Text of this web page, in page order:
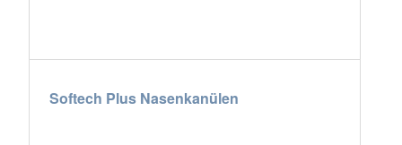
Slovenská republika
Softech Plus Nasenkanülen